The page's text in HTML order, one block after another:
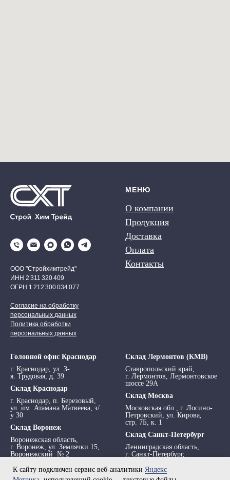
ООО "Стройхимтрейд"
ИНН 2 311 320 409
ОГРН 1 212 300 034 077
Согласие на обработку
персональных данных
Политика обработки
персональных данных
МЕНЮ
О компании
Продукция
Доставка
Оплата
Контакты
Головной офис Краснодар
г. Краснодар, ул. 3-
я. Трудовая, д. 39
Склад Краснодар
г. Краснодар, п. Березовый,
ул. им. Атамана Матвеева, з/
у 30
Склад Воронеж
Воронежская область,
г. Воронеж, ул. Землячки 15,
Воронежский № 2
Склад Лермонтов (КМВ)
Ставропольский край,
г. Лермонтов, Лермонтовское
шоссе 29А
Склад Москва
Московская обл., г. Лосино-
Петровский, ул. Кирова,
стр. 7Б, к. 1
Склад Санкт-Петербург
Ленинградская область,
г. Санкт-Петербург,
295 АТ
К сайту подключен сервис веб-аналитики Яндекс